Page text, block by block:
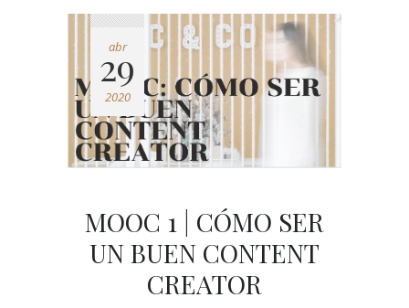
abr
29
2020
MOOC 1 | CÓMO SER
UN BUEN CONTENT
CREATOR